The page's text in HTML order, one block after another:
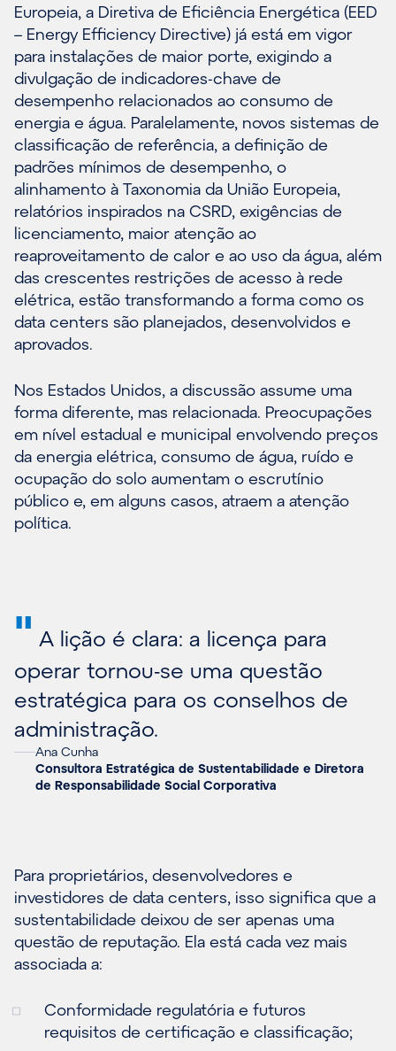
Europeia, a Diretiva de Eficiência Energética (EED
– Energy Efficiency Directive) já está em vigor
para instalações de maior porte, exigindo a
divulgação de indicadores-chave de
desempenho relacionados ao consumo de
energia e água. Paralelamente, novos sistemas de
classificação de referência, a definição de
padrões mínimos de desempenho, o
alinhamento à Taxonomia da União Europeia,
relatórios inspirados na CSRD, exigências de
licenciamento, maior atenção ao
reaproveitamento de calor e ao uso da água, além
das crescentes restrições de acesso à rede
elétrica, estão transformando a forma como os
data centers são planejados, desenvolvidos e
aprovados.
Nos Estados Unidos, a discussão assume uma
forma diferente, mas relacionada. Preocupações
em nível estadual e municipal envolvendo preços
da energia elétrica, consumo de água, ruído e
ocupação do solo aumentam o escrutínio
público e, em alguns casos, atraem a atenção
política.
" A lição é clara: a licença para
operar tornou-se uma questão
estratégica para os conselhos de
administração.
Ana Cunha
Consultora Estratégica de Sustentabilidade e Diretora
de Responsabilidade Social Corporativa
Para proprietários, desenvolvedores e
investidores de data centers, isso significa que a
sustentabilidade deixou de ser apenas uma
questão de reputação. Ela está cada vez mais
associada a:
Conformidade regulatória e futuros
requisitos de certificação e classificação;